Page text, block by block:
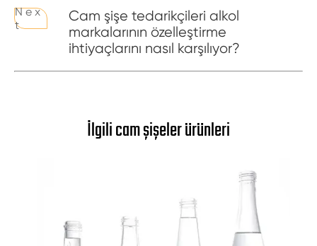
N e x
t
Cam şişe tedarikçileri alkol
markalarının özelleştirme
ihtiyaçlarını nasıl karşılıyor?
İlgili cam şişeler ürünleri